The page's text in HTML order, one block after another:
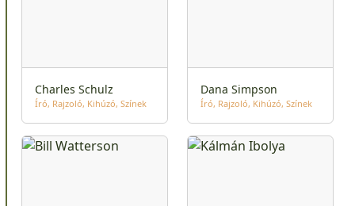
Charles Schulz
Író Rajzoló Kihúzó Színek
Dana Simpson
Író Rajzoló Kihúzó Színek